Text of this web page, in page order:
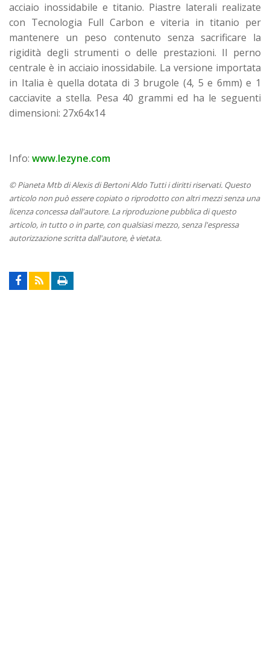
acciaio inossidabile e titanio. Piastre laterali realizate
con Tecnologia Full Carbon e viteria in titanio per
mantenere un peso contenuto senza sacrificare la
rigidità degli strumenti o delle prestazioni. Il perno
centrale è in acciaio inossidabile. La versione importata
in Italia è quella dotata di 3 brugole (4, 5 e 6mm) e 1
cacciavite a stella. Pesa 40 grammi ed ha le seguenti
dimensioni: 27x64x14
Info: www.lezyne.com
© Pianeta Mtb di Alexis di Bertoni Aldo Tutti i diritti riservati. Questo
articolo non può essere copiato o riprodotto con altri mezzi senza una
licenza concessa dall'autore. La riproduzione pubblica di questo
articolo, in tutto o in parte, con qualsiasi mezzo, senza l'espressa
autorizzazione scritta dall'autore, è vietata.